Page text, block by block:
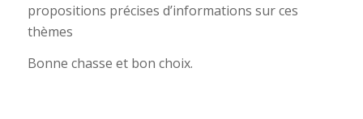
propositions précises d’informations sur ces
thèmes
Bonne chasse et bon choix.